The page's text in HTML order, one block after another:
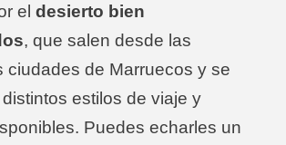
el desierto bien
, que salen desde las
ciudades de Marruecos y se
estilos de viaje y
Puedes echarles un